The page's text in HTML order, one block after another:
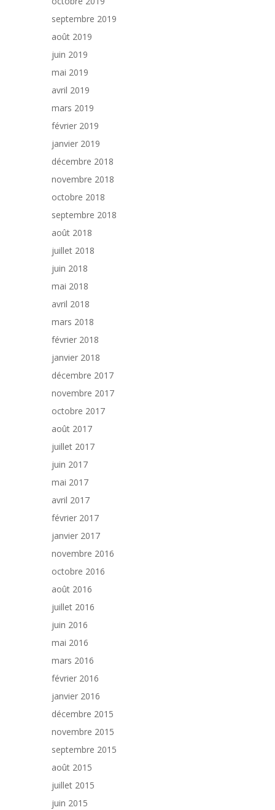
septembre 2019
août 2019
juin 2019
mai 2019
avril 2019
mars 2019
février 2019
janvier 2019
décembre 2018
novembre 2018
octobre 2018
septembre 2018
août 2018
juillet 2018
juin 2018
mai 2018
avril 2018
mars 2018
février 2018
janvier 2018
décembre 2017
novembre 2017
octobre 2017
août 2017
juillet 2017
juin 2017
mai 2017
avril 2017
février 2017
janvier 2017
novembre 2016
octobre 2016
août 2016
juillet 2016
juin 2016
mai 2016
mars 2016
février 2016
janvier 2016
décembre 2015
novembre 2015
septembre 2015
août 2015
juillet 2015
juin 2015